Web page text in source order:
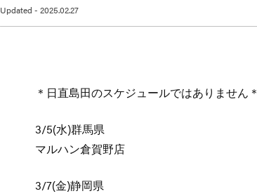
Updated - 2025.02.27
＊日直島田のスケジュールではありません＊
3/5(水)群馬県
マルハン倉賀野店
3/7(金)静岡県